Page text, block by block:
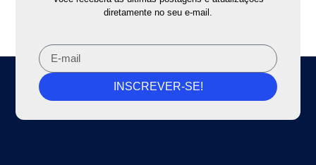
diretamente no seu e-mail.
INSCREVER-SE!